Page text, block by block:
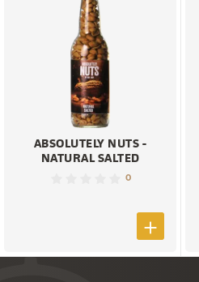
ABSOLUTELY NUTS -
NATURAL SALTED
0